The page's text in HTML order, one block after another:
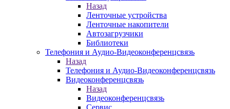
Назад
Ленточные устройства
Ленточные накопители
Автозагрузчики
Библиотеки
Телефония и Аудио-Видеоконференцсвязь
Назад
Телефония и Аудио-Видеоконференцсвязь
Видеоконференцсвязь
Назад
Видеоконференцсвязь
Сервис